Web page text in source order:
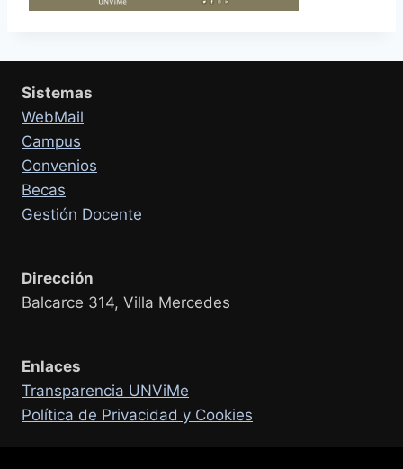
Sistemas
WebMail
Campus
Convenios
Becas
Gestión Docente
Dirección
Balcarce 314, Villa Mercedes
Enlaces
Transparencia UNViMe
Política de Privacidad y Cookies